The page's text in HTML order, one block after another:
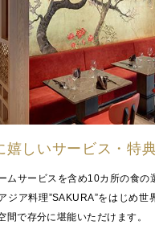
嬉しいサービス・特
ムサービスを含め10カ所の食の
ジア料理”SAKURA”をはじめ世
間で存分に堪能いただけます。